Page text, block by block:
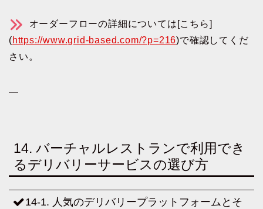
オーダーフローの詳細については[こちら]
(https://www.grid-based.com/?p=216)で確認してくだ
さい。
—
14. バーチャルレストランで利用でき
るデリバリーサービスの選び方
14-1. 人気のデリバリープラットフォームとそ